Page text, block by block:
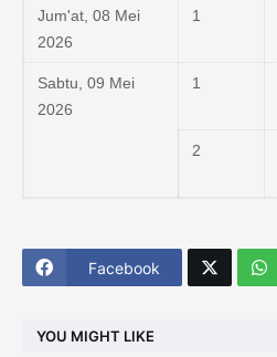
Jum'at, 08 Mei
2026
1
Sabtu, 09 Mei
2026
1
2
Facebook
YOU MIGHT LIKE